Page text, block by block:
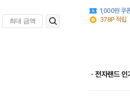
1,000원 쿠
378P 적립
ㆍ전자랜드 인